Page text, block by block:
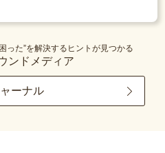
った”を解決するヒントが見つかる
ンドメディア
ーナル